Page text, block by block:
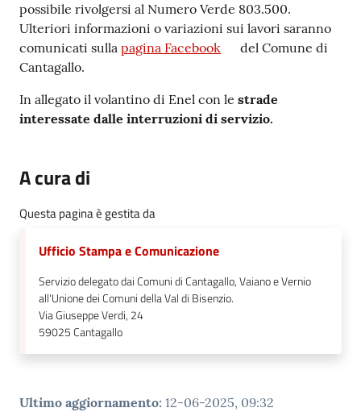
possibile rivolgersi al Numero Verde 803.500.
Ulteriori informazioni o variazioni sui lavori saranno
comunicati sulla pagina Facebook
del Comune di
Cantagallo.
In allegato il volantino di Enel con le strade
interessate dalle interruzioni di servizio.
A cura di
Questa pagina è gestita da
Ufficio Stampa e Comunicazione
Servizio delegato dai Comuni di Cantagallo, Vaiano e Vernio
all'Unione dei Comuni della Val di Bisenzio.
Via Giuseppe Verdi, 24
59025Cantagallo
Ultimo aggiornamento: 12-06-2025, 09:32